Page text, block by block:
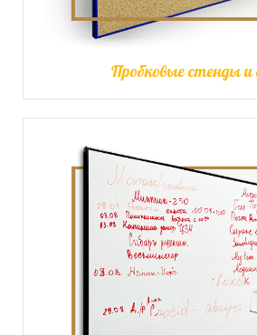
Пробковые стенды и